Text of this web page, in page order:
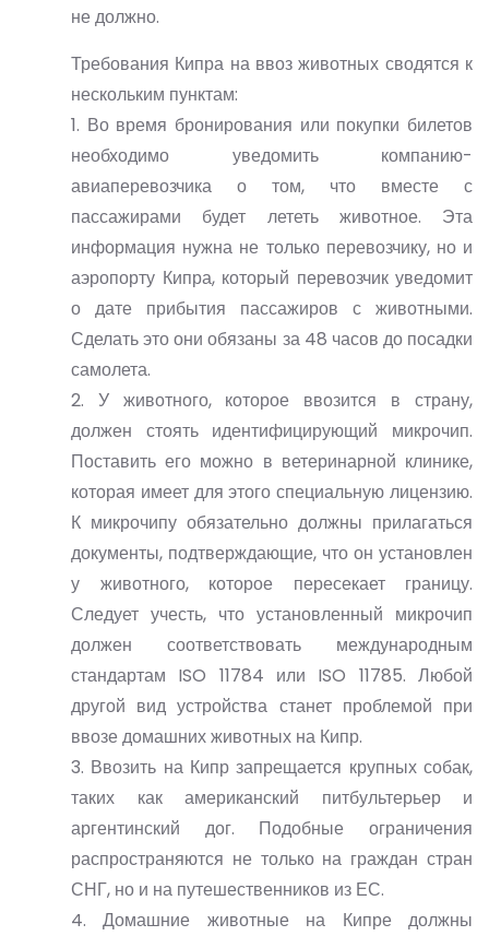
не должно.
Требования Кипра на ввоз животных сводятся к
нескольким пунктам:
1. Во время бронирования или покупки билетов
необходимо уведомить компанию-
авиаперевозчика о том, что вместе с
пассажирами будет лететь животное. Эта
информация нужна не только перевозчику, но и
аэропорту Кипра, который перевозчик уведомит
о дате прибытия пассажиров с животными.
Сделать это они обязаны за 48 часов до посадки
самолета.
2. У животного, которое ввозится в страну,
должен стоять идентифицирующий микрочип.
Поставить его можно в ветеринарной клинике,
которая имеет для этого специальную лицензию.
К микрочипу обязательно должны прилагаться
документы, подтверждающие, что он установлен
у животного, которое пересекает границу.
Следует учесть, что установленный микрочип
должен соответствовать международным
стандартам ISO 11784 или ISO 11785. Любой
другой вид устройства станет проблемой при
ввозе домашних животных на Кипр.
3. Ввозить на Кипр запрещается крупных собак,
таких как американский питбультерьер и
аргентинский дог. Подобные ограничения
распространяются не только на граждан стран
СНГ, но и на путешественников из ЕС.
4. Домашние животные на Кипре должны